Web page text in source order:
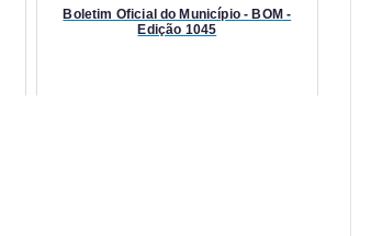
Boletim Oficial do Município - BOM -
Edição 1045